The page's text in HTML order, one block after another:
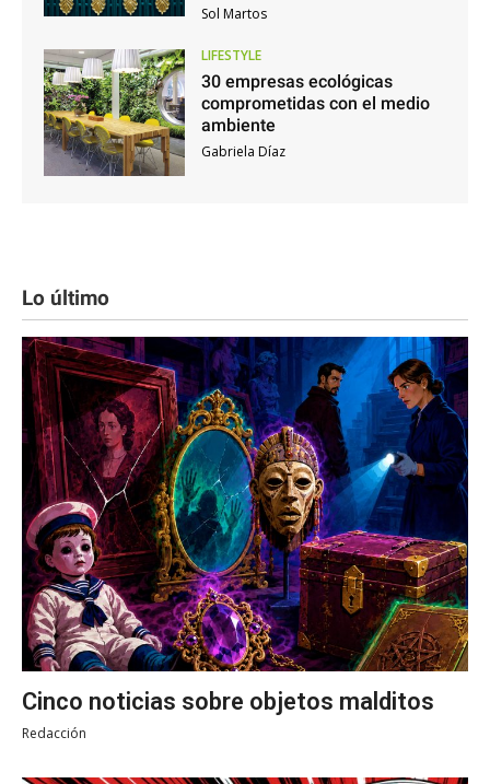
Sol Martos
LIFESTYLE
30 empresas ecológicas
comprometidas con el medio
ambiente
Gabriela Díaz
Lo último
Cinco noticias sobre objetos malditos
Redacción